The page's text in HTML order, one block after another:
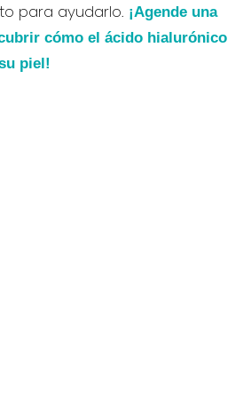
para ayudarlo. ¡Agende una
cómo el ácido hialurónico
piel!